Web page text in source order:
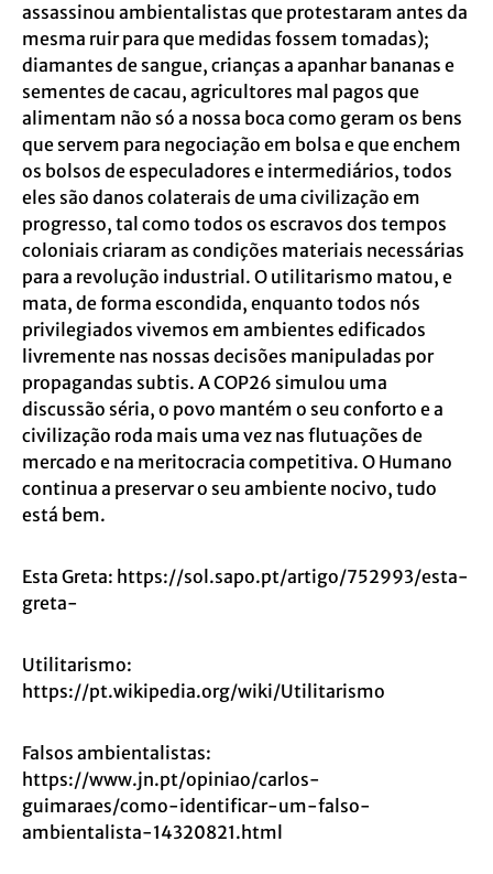
assassinou ambientalistas que protestaram antes da
mesma ruir para que medidas fossem tomadas);
diamantes de sangue, crianças a apanhar bananas e
sementes de cacau, agricultores mal pagos que
alimentam não só a nossa boca como geram os bens
que servem para negociação em bolsa e que enchem
os bolsos de especuladores e intermediários, todos
eles são danos colaterais de uma civilização em
progresso, tal como todos os escravos dos tempos
coloniais criaram as condições materiais necessárias
para a revolução industrial. O utilitarismo matou, e
mata, de forma escondida, enquanto todos nós
privilegiados vivemos em ambientes edificados
livremente nas nossas decisões manipuladas por
propagandas subtis. A COP26 simulou uma
discussão séria, o povo mantém o seu conforto e a
civilização roda mais uma vez nas flutuações de
mercado e na meritocracia competitiva. O Humano
continua a preservar o seu ambiente nocivo, tudo
está bem.
Esta Greta: https://sol.sapo.pt/artigo/752993/esta-
greta-
Utilitarismo:
https://pt.wikipedia.org/wiki/Utilitarismo
Falsos ambientalistas:
https://www.jn.pt/opiniao/carlos-
guimaraes/como-identificar-um-falso-
ambientalista-14320821.html